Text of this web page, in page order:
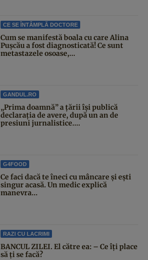
CE SE ÎNTÂMPLĂ DOCTORE
Cum se manifestă boala cu care Alina
Pușcău a fost diagnosticată! Ce sunt
metastazele osoase,...
GANDUL.RO
„Prima doamnă” a țării își publică
declarația de avere, după un an de
presiuni jurnalistice....
G4FOOD
Ce faci dacă te îneci cu mâncare și ești
singur acasă. Un medic explică
manevra...
RAZI CU LACRIMI
BANCUL ZILEI. El către ea: – Ce îți place
să ți se facă?